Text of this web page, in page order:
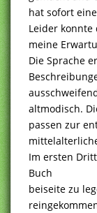
hat sofort
Leider konnte
meine
Die Sprache
altmodisch.
passen zur
Im ersten
Buch
beiseite zu